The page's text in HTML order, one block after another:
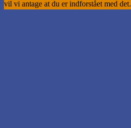
vil vi antage at du er indforstået med det.